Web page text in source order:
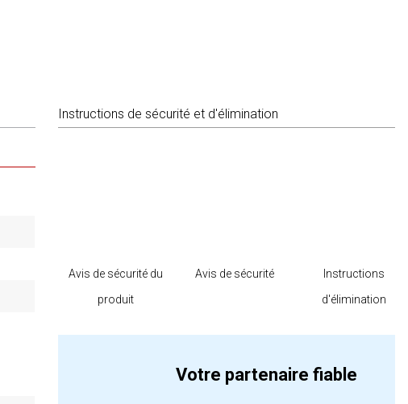
Instructions de sécurité et d'élimination
Avis de sécurité du
produit
Avis de sécurité
Instructions
d'élimination
Votre partenaire fiable